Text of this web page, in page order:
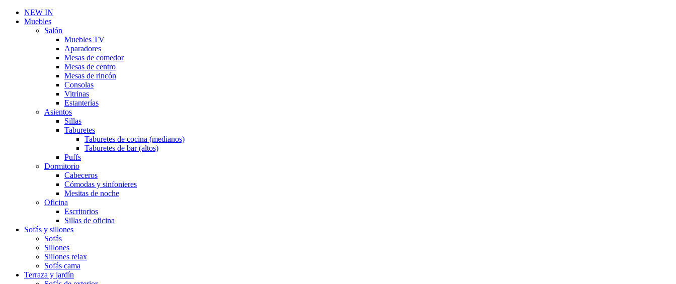
NEW IN
Muebles
Salón
Muebles TV
Aparadores
Mesas de comedor
Mesas de centro
Mesas de rincón
Consolas
Vitrinas
Estanterías
Asientos
Sillas
Taburetes
Taburetes de cocina (medianos)
Taburetes de bar (altos)
Puffs
Dormitorio
Cabeceros
Cómodas y sinfonieres
Mesitas de noche
Oficina
Escritorios
Sillas de oficina
Sofás y sillones
Sofás
Sillones
Sillones relax
Sofás cama
Terraza y jardín